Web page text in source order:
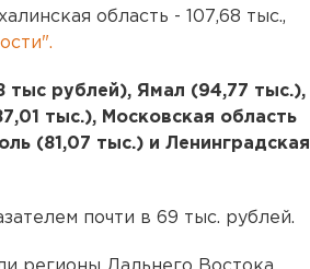
область - 107,68 тыс.,
тыс рублей), Ямал (94,77 тыс.),
тыс.), Московская область
(81,07 тыс.) и Ленинградская
почти в 69 тыс. рублей.